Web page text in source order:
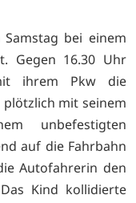
bei einem
Gegen 16.30 Uhr
ihrem Pkw die
plötzlich mit seinem
unbefestigten
auf die Fahrbahn
Autofahrerin den
Kind kollidierte